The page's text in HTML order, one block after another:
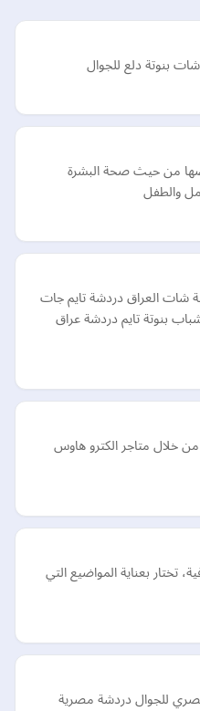
بنوتة دلع للجوال
من حيث صحة البشرة
والطفل
شات العراق دردشة تايم جات
بنوتة تايم دردشة عراق
من خلال متاجر الكترو هاوس
تختار بعناية المواضيع التي
للجوال دردشة مصرية